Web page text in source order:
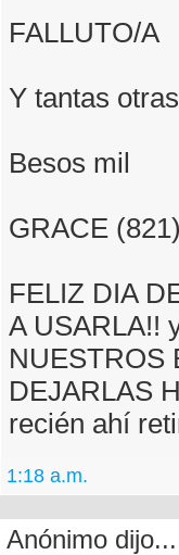
FALLUTO/A
Y tantas otras
Besos mil
GRACE (821)
FELIZ DIA
A USARLA!!
NUESTROS
DEJARLAS
recién ahí
1:18 a.m.
Anónimo dijo...